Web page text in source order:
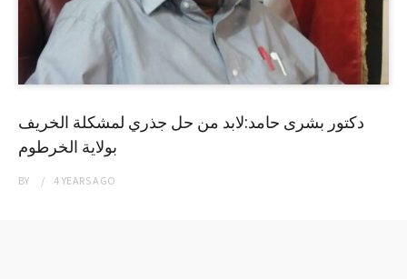
دكتور بشرى حامد:لابد من حل جذري لمشكلة الخريف
بولاية الخرطوم
BY 4 YEARSAGO